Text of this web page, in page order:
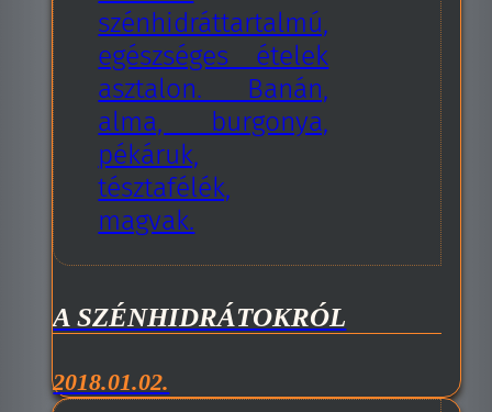
A SZÉNHIDRÁTOKRÓL
2018.01.02.